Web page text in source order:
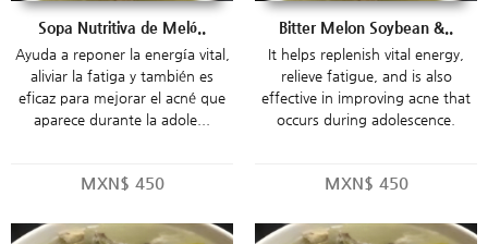
Sopa Nutritiva de Meló..
Ayuda a reponer la energía vital,
aliviar la fatiga y también es
eficaz para mejorar el acné que
aparece durante la adole...
MXN$ 450
Bitter Melon Soybean &..
It helps replenish vital energy,
relieve fatigue, and is also
effective in improving acne that
occurs during adolescence.
MXN$ 450